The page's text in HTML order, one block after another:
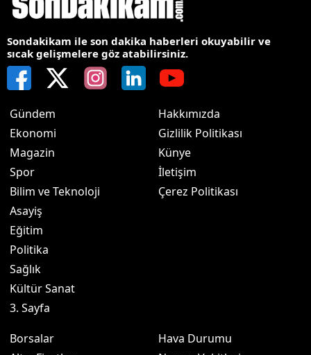
Sondakikam ile son dakika haberleri okuyabilir ve
sıcak gelişmelere göz atabilirsiniz.
Gündem
Ekonomi
Magazin
Spor
Bilim ve Teknoloji
Asayiş
Eğitim
Politika
Sağlık
Kültür Sanat
3. Sayfa
Hakkımızda
Gizlilik Politikası
Künye
İletişim
Çerez Politikası
Borsalar
Hava Durumu